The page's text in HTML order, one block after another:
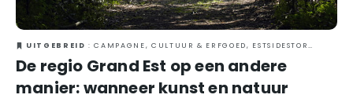
UITGEBREID : CAMPAGNE, CULTUUR & ERFGOED, ESTSIDESTORY, MET ZIJN TWEETJES, NATUUR, ORIGINEEL
De regio Grand Est op een andere
manier: wanneer kunst en natuur